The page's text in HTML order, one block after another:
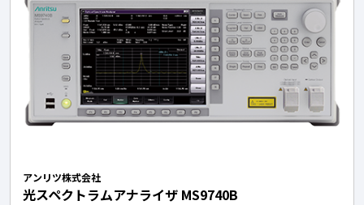
アンリツ株式会社
光スペクトラムアナライザ MS9740B